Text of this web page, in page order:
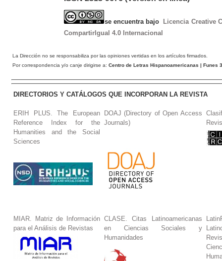
se encuentra bajo
Licencia Creative
CompartirIgual 4.0 Internacional
La Dirección no se responsabiliza por las opiniones vertidas en los artículos firmados.
Por correspondencia y/o canje dirigirse a: Centro de Letras Hispanoamericanas | Funes
DIRECTORIOS Y CATÁLOGOS QUE INCORPORAN LA REVISTA
ERIH PLUS. The European
Reference Index for the
Humanities and the Social
Sciences
DOAJ (Directory of Open Access
Journals)
MIAR. Matriz de Información
para el Análisis de Revistas
CLASE. Citas Latinoamericanas
en Ciencias Sociales y
Humanidades